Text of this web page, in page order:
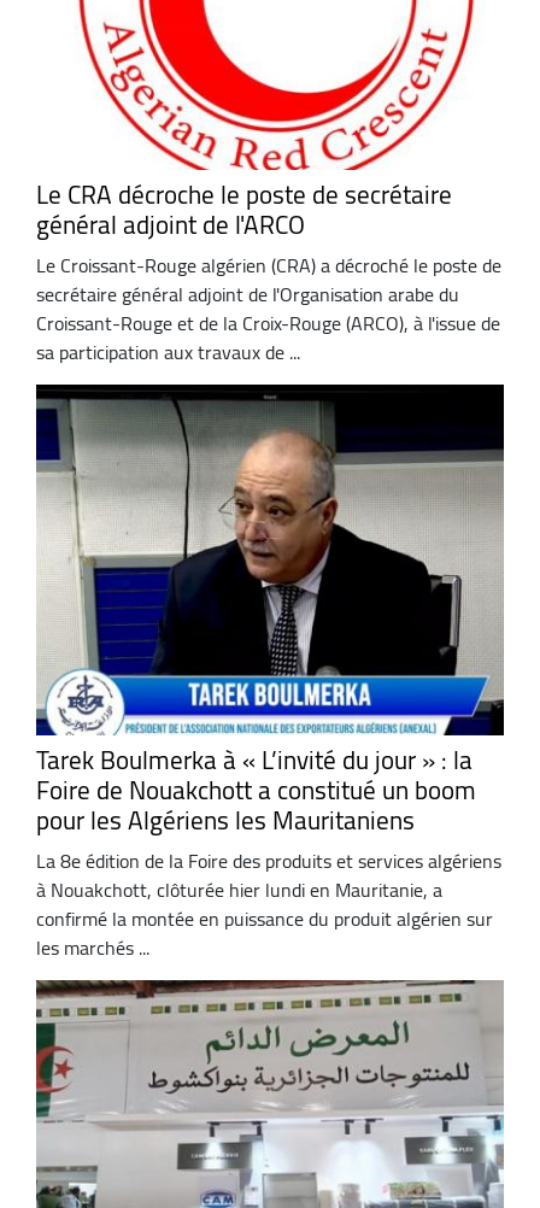
Le CRA décroche le poste de secrétaire
général adjoint de l'ARCO
Le Croissant-Rouge algérien (CRA) a décroché le poste de
secrétaire général adjoint de l'Organisation arabe du
Croissant-Rouge et de la Croix-Rouge (ARCO), à l'issue de
sa participation aux travaux de ...
Tarek Boulmerka à « L’invité du jour » : la
Foire de Nouakchott a constitué un boom
pour les Algériens les Mauritaniens
La 8e édition de la Foire des produits et services algériens
à Nouakchott, clôturée hier lundi en Mauritanie, a
confirmé la montée en puissance du produit algérien sur
les marchés ...